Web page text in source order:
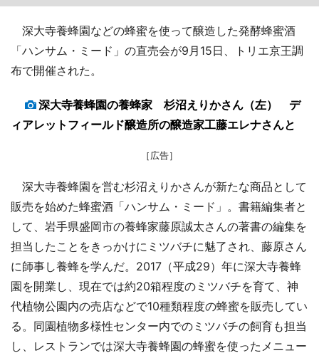
深大寺養蜂園などの蜂蜜を使って醸造した発酵蜂蜜酒
「ハンサム・ミード」の直売会が9月15日、トリエ京王調
布で開催された。
深大寺養蜂園の養蜂家 杉沼えりかさん（左） デ
ィアレットフィールド醸造所の醸造家工藤エレナさんと
［広告］
深大寺養蜂園を営む杉沼えりかさんが新たな商品として
販売を始めた蜂蜜酒「ハンサム・ミード」。書籍編集者と
して、岩手県盛岡市の養蜂家藤原誠太さんの著書の編集を
担当したことをきっかけにミツバチに魅了され、藤原さん
に師事し養蜂を学んだ。2017（平成29）年に深大寺養蜂
園を開業し、現在では約20箱程度のミツバチを育て、神
代植物公園内の売店などで10種類程度の蜂蜜を販売してい
る。同園植物多様性センター内でのミツバチの飼育も担当
し、レストランでは深大寺養蜂園の蜂蜜を使ったメニュー